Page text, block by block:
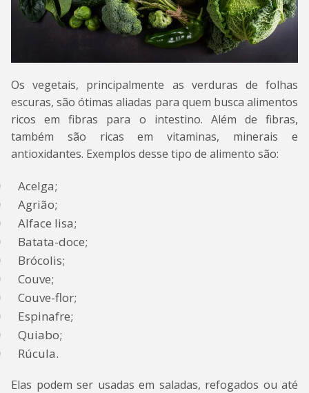
Os vegetais, principalmente as verduras de folhas
escuras, são ótimas aliadas para quem busca alimentos
ricos em fibras para o intestino. Além de fibras,
também são ricas em vitaminas, minerais e
antioxidantes. Exemplos desse tipo de alimento são:
Acelga;
Agrião;
Alface lisa;
Batata-doce;
Brócolis;
Couve;
Couve-flor;
Espinafre;
Quiabo;
Rúcula.
Elas podem ser usadas em saladas, refogados ou até